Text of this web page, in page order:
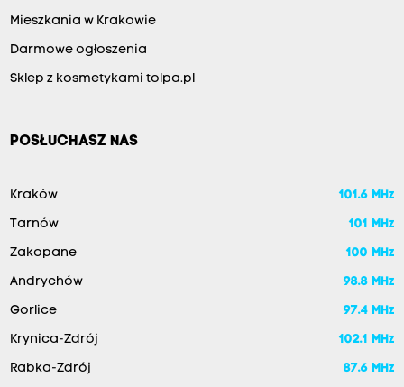
Mieszkania w Krakowie
Darmowe ogłoszenia
Sklep z kosmetykami tolpa.pl
POSŁUCHASZ NAS
Kraków 101.6 MHz
Tarnów 101 MHz
Zakopane 100 MHz
Andrychów 98.8 MHz
Gorlice 97.4 MHz
Krynica-Zdrój 102.1 MHz
Rabka-Zdrój 87.6 MHz